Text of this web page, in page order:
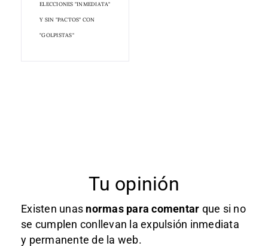
ELECCIONES "INMEDIATA"
Y SIN "PACTOS" CON
"GOLPISTAS"
Tu opinión
Existen unas normas para comentar que si no
se cumplen conllevan la expulsión inmediata
y permanente de la web.